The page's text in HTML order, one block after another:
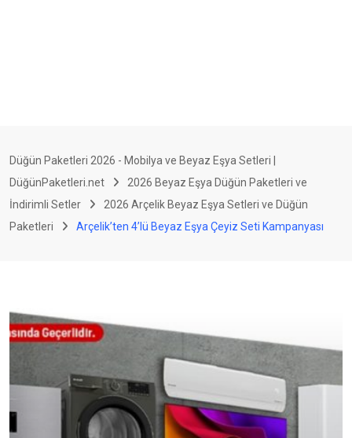
Düğün Paketleri 2026 - Mobilya ve Beyaz Eşya Setleri |
DüğünPaketleri.net
2026 Beyaz Eşya Düğün Paketleri ve
İndirimli Setler
2026 Arçelik Beyaz Eşya Setleri ve Düğün
Paketleri
Arçelik’ten 4’lü Beyaz Eşya Çeyiz Seti Kampanyası